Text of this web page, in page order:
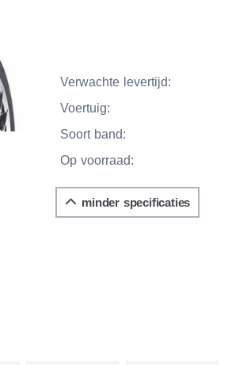
Verwachte levertijd:
Voertuig:
Soort band:
Op voorraad:
minder specificaties